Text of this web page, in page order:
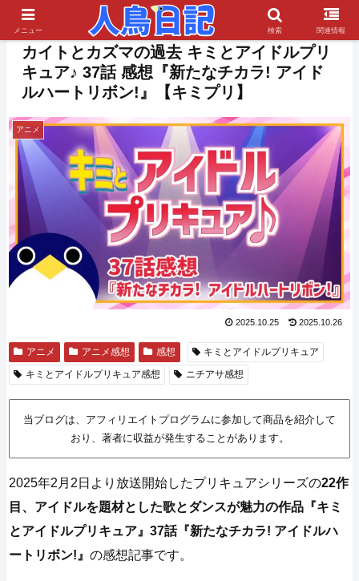
カイトとカズマの過去 キミとアイドルプリ
キュア♪ 37話 感想『新たなチカラ! アイド
ルハートリボン!』【キミプリ】
アニメ
2025.10.25 2025.10.26
アニメ アニメ感想 感想
キミとアイドルプリキュア
キミとアイドルプリキュア感想
ニチアサ感想
当ブログは、アフィリエイトプログラムに参加して商品を紹介して
おり、著者に収益が発生することがあります。
2025年2月2日より放送開始したプリキュアシリーズの22作
目、アイドルを題材とした歌とダンスが魅力の作品『キミ
とアイドルプリキュア』37話『新たなチカラ! アイドルハ
ートリボン!』の感想記事です。
メニュー 検索 関連情報